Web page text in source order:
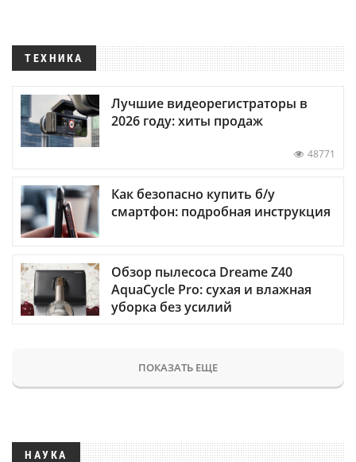
ТЕХНИКА
Лучшие видеорегистраторы в
2026 году: хиты продаж
48771
Как безопасно купить б/у
смартфон: подробная инструкция
Обзор пылесоса Dreame Z40
AquaCycle Pro: сухая и влажная
уборка без усилий
ПОКАЗАТЬ ЕЩЕ
НАУКА